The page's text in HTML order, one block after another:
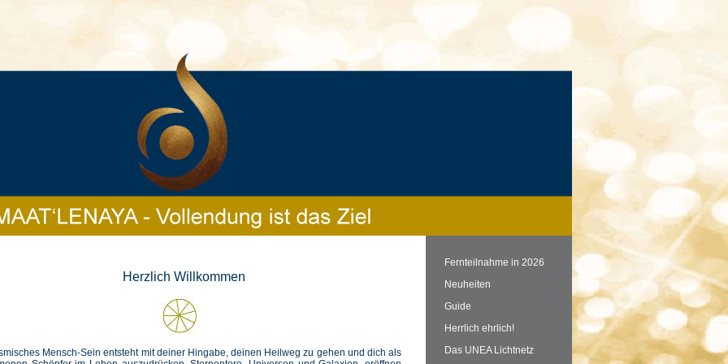
Herzlich Willkommen
Mensch-Sein entsteht mit deiner Hingabe, deinen Heilweg zu gehen und dich als
Fernteilnahme in 2026
Neuheiten
Guide
Herrlich ehrlich!
Das UNEA Lichtnetz